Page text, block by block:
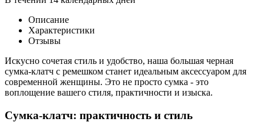
Описание
Характеристики
Отзывы
Искусно сочетая стиль и удобство, наша большая черная
сумка-клатч с ремешком станет идеальным аксессуаром для
современной женщины. Это не просто сумка - это
воплощение вашего стиля, практичности и изыска.
Сумка-клатч: практичность и стиль